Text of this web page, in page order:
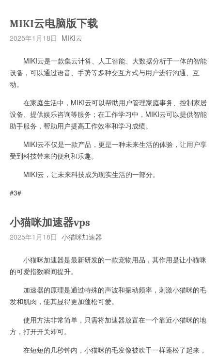
MIKI云电脑版下载
2025年1月18日 MIKI云
MIKI云是一款集云计算、人工智能、大数据分析于一体的智能
设备，可以通过语音、手势等多种交互方式与用户进行沟通、互
动。
在家庭生活中，MIKI云可以帮助用户管理家庭事务、控制家居
设备、提供娱乐咨询等服务；在工作学习中，MIKI云可以提供智能
助手服务，帮助用户提高工作效率和学习成绩。
MIKI云不仅是一款产品，更是一种未来生活的体验，让用户享
受到科技带来的便利和乐趣。
MIKI云，让未来科技成为现实生活的一部分。
#3#
小猫咪加速器vps
2025年1月18日 小猫咪加速器
小猫咪加速器是最新研发的一款宠物用品，其作用是让小猫咪
的可爱指数瞬间提升。
加速器的原理是通过特殊的声波和振动频率，刺激小猫咪的毛
发和肌肉，使其显得更加蓬松可爱。
使用方法非常简单，只需将加速器放置在一个靠近小猫咪的地
方，打开开关即可。
在短短的几秒钟内，小猫咪的毛发像被吹干一样蓬松了起来，